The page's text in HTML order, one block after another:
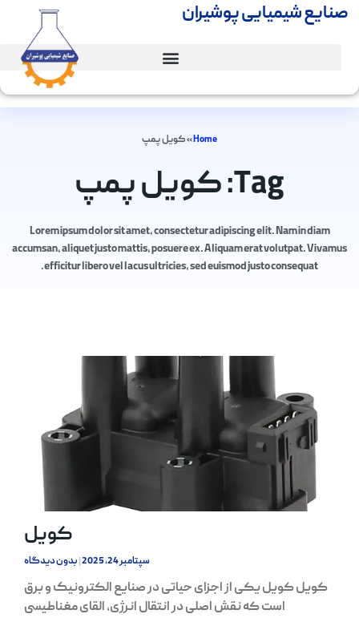
صنایع شیمیایی پوشیران
Home
»کویل پمپ
Tag: کویل پمپ
Lorem ipsum dolor sit amet, consectetur adipiscing elit. Nam in diam
accumsan, aliquet justo mattis, posuere ex. Aliquam erat volutpat. Vivamus
efficitur libero vel lacus ultricies, sed euismod justo consequat.
کویل
سپتامبر 24, 2025 بدون دیدگاه
کویل کویل یکی از اجزای حیاتی در صنایع الکترونیک و برق
است که نقش اصلی در انتقال انرژی، القای مغناطیسی